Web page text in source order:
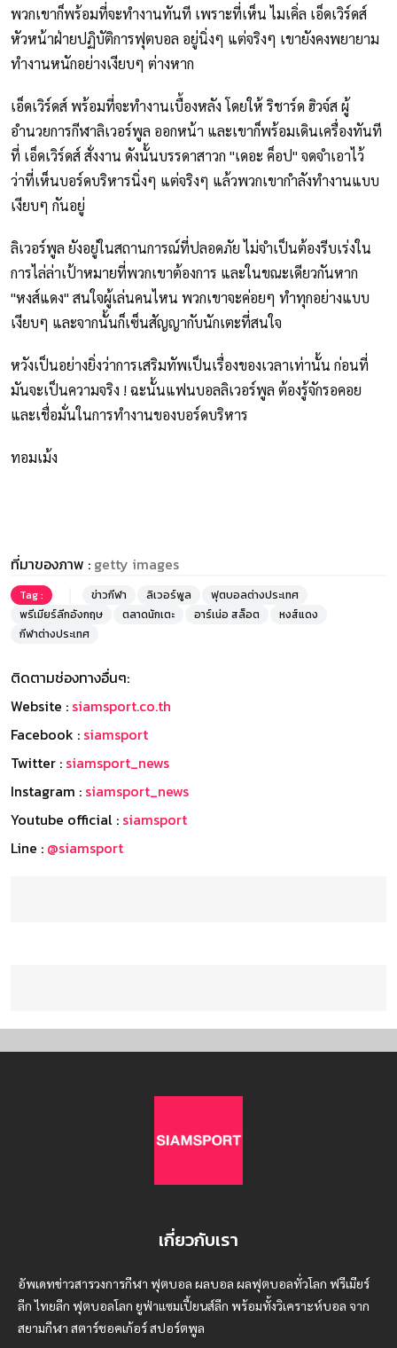
พวกเขาก็พร้อมที่จะทำงานทันที เพราะที่เห็น ไมเคิ่ล เอ็ดเวิร์ดส์
หัวหน้าฝ่ายปฏิบัติการฟุตบอล อยู่นิ่งๆ แต่จริงๆ เขายังคงพยายาม
ทำงานหนักอย่างเงียบๆ ต่างหาก
เอ็ดเวิร์ดส์ พร้อมที่จะทำงานเบื้องหลัง โดยให้ ริชาร์ด ฮิวจ์ส ผู้
อำนวยการกีฬาลิเวอร์พูล ออกหน้า และเขาก็พร้อมเดินเครื่องทันที
ที่ เอ็ดเวิร์ดส์ สั่งงาน ดังนั้นบรรดาสาวก "เดอะ ค็อป" จดจำเอาไว้
ว่าที่เห็นบอร์ดบริหารนิ่งๆ แต่จริงๆ แล้วพวกเขากำลังทำงานแบบ
เงียบๆ กันอยู่
ลิเวอร์พูล ยังอยู่ในสถานการณ์ที่ปลอดภัย ไม่จำเป็นต้องรีบเร่งใน
การไล่ล่าเป้าหมายที่พวกเขาต้องการ และในขณะเดียวกันหาก
"หงส์แดง" สนใจผู้เล่นคนไหน พวกเขาจะค่อยๆ ทำทุกอย่างแบบ
เงียบๆ และจากนั้นก็เซ็นสัญญากับนักเตะที่สนใจ
หวังเป็นอย่างยิ่งว่าการเสริมทัพเป็นเรื่องของเวลาเท่านั้น ก่อนที่
มันจะเป็นความจริง ! ฉะนั้นแฟนบอลลิเวอร์พูล ต้องรู้จักรอคอย
และเชื่อมั่นในการทำงานของบอร์ดบริหาร
ทอมเม้ง
ที่มาของภาพ : getty images
Tag : ข่าวกีฬา ลิเวอร์พูล
ฟุตบอลต่างประเทศ
พรีเมียร์ลีกอังกฤษ
ตลาดนักเตะ อาร์เน่อ สล็อต
หงส์แดง
กีฬาต่างประเทศ
ติดตามช่องทางอื่นๆ:
Website : siamsport.co.th
Facebook : siamsport
Twitter : siamsport_news
Instagram : siamsport_news
Youtube official : siamsport
Line : @siamsport
เกี่ยวกับเรา
อัพเดทข่าวสารวงการกีฬา ฟุตบอล ผลบอล ผลฟุตบอลทั่วโลก ฟรีเมียร์
ลีก ไทยลีก ฟุตบอลโลก ยูฟ่าแซมเปี้ยนส์ลีก พร้อมทั้งวิเคราะห์บอล จาก
สยามกีฬา สตาร์ชอคเก้อร์ สปอร์ตพูล